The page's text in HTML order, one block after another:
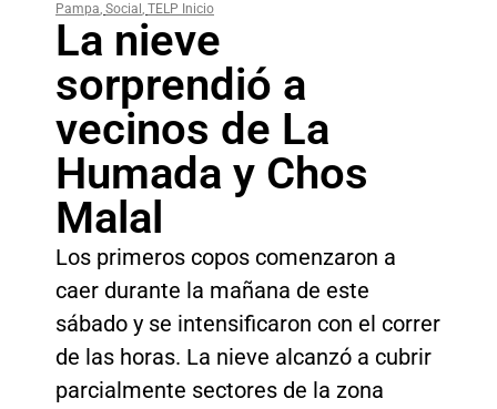
Pampa, Social , TELP Inicio
La nieve
sorprendió a
vecinos de La
Humada y Chos
Malal
Los primeros copos comenzaron a
caer durante la mañana de este
sábado y se intensificaron con el correr
de las horas. La nieve alcanzó a cubrir
parcialmente sectores de la zona